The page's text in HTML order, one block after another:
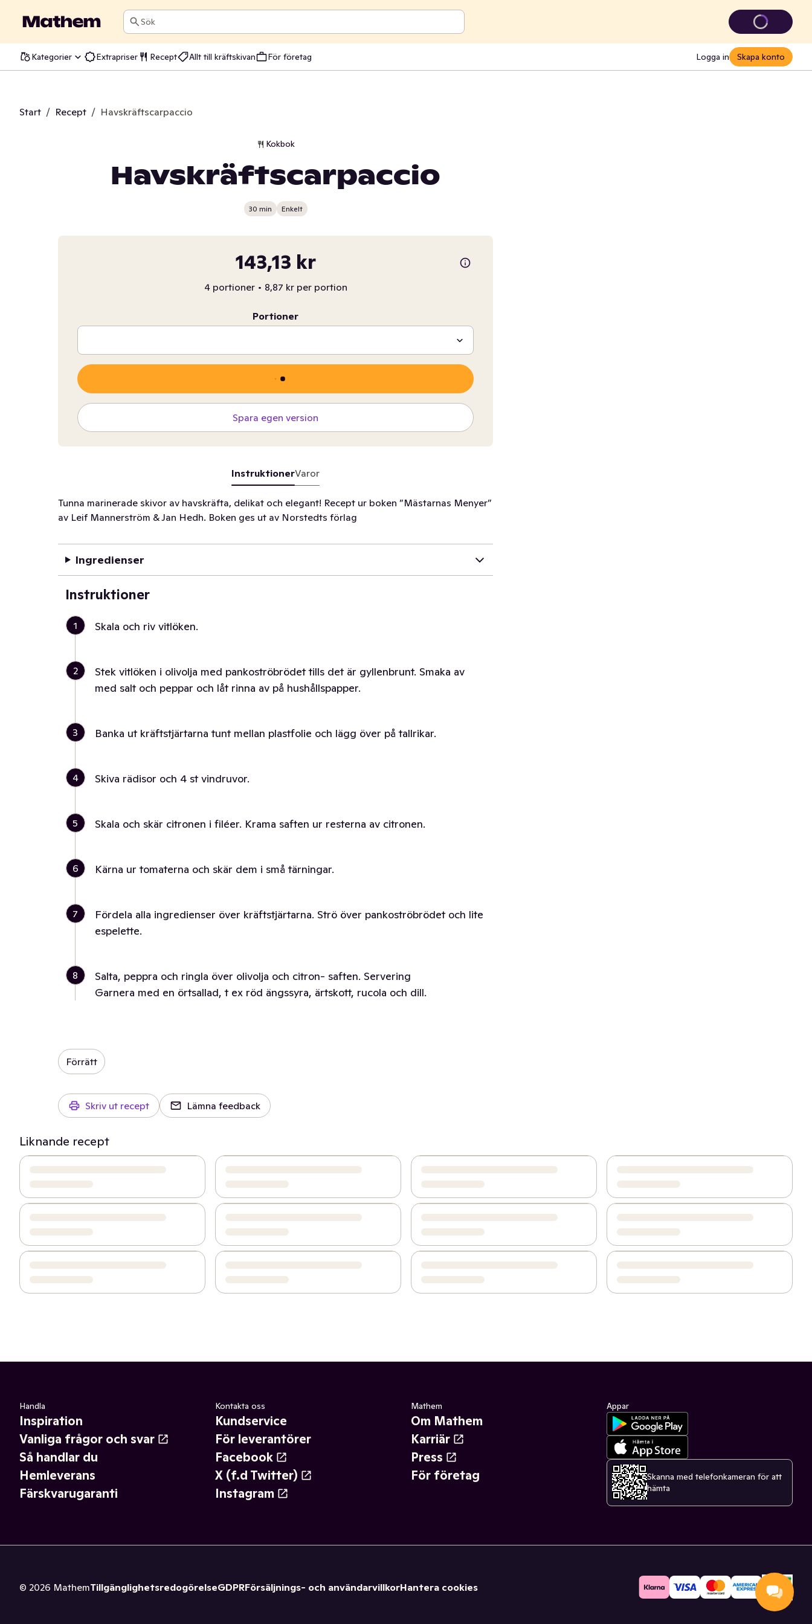
Sök
Kategorier Extrapriser Recept Allt till kräftskivan För företag Logga in Skapa konto
Start / Recept / Havskräftscarpaccio
Kokbok
Havskräftscarpaccio
30 min Enkelt
143,13 kr
4 portioner • 8,87 kr per portion
Portioner
Spara egen version
InstruktionerVaror
Tunna marinerade skivor av havskräfta, delikat och elegant! Recept ur boken ”Mästarnas Menyer”
av Leif Mannerström & Jan Hedh. Boken ges ut av Norstedts förlag
Ingredienser
Instruktioner
1 Skala och riv vitlöken.
2
Stek vitlöken i olivolja med pankoströbrödet tills det är gyllenbrunt. Smaka av
med salt och peppar och låt rinna av på hushållspapper.
3 Banka ut kräftstjärtarna tunt mellan plastfolie och lägg över på tallrikar.
4 Skiva rädisor och 4 st vindruvor.
5 Skala och skär citronen i filéer. Krama saften ur resterna av citronen.
6 Kärna ur tomaterna och skär dem i små tärningar.
7
Fördela alla ingredienser över kräftstjärtarna. Strö över pankoströbrödet och lite
espelette.
8
Salta, peppra och ringla över olivolja och citron- saften. Servering
Garnera med en örtsallad, t ex röd ängssyra, ärtskott, rucola och dill.
Förrätt
Skriv ut recept Lämna feedback
Liknande recept
Handla
Inspiration
Vanliga frågor och svar
Så handlar du
Hemleverans
Färskvarugaranti
Kontakta oss
Kundservice
För leverantörer
Facebook
X (f.d Twitter)
Instagram
Mathem
Om Mathem
Karriär
Press
För företag
Appar
Skanna med telefonkameran för att
hämta
© 2026 MathemTillgänglighetsredogörelseGDPRFörsäljnings- och användarvillkorHantera cookies